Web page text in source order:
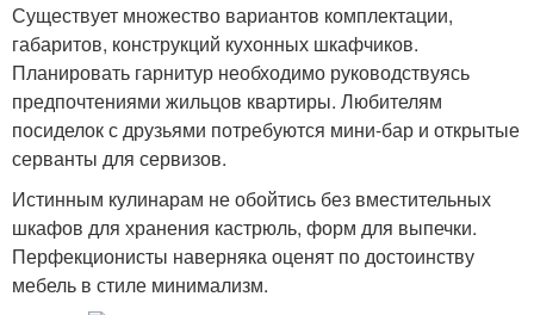
Существует множество вариантов комплектации,
габаритов, конструкций кухонных шкафчиков.
Планировать гарнитур необходимо руководствуясь
предпочтениями жильцов квартиры. Любителям
посиделок с друзьями потребуются мини-бар и открытые
серванты для сервизов.
Истинным кулинарам не обойтись без вместительных
шкафов для хранения кастрюль, форм для выпечки.
Перфекционисты наверняка оценят по достоинству
мебель в стиле минимализм.